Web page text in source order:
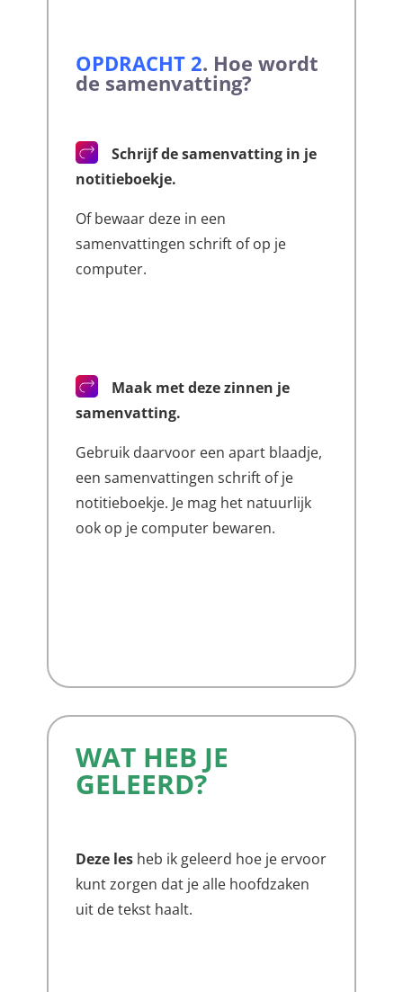
OPDRACHT 2. Hoe wordt
de samenvatting?
Schrijf de samenvatting in je
notitieboekje.
Of bewaar deze in een
samenvattingen schrift of op je
computer.
Maak met deze zinnen je
samenvatting.
Gebruik daarvoor een apart blaadje,
een samenvattingen schrift of je
notitieboekje. Je mag het natuurlijk
ook op je computer bewaren.
WAT HEB JE
GELEERD?
Deze les heb ik geleerd hoe je ervoor
kunt zorgen dat je alle hoofdzaken
uit de tekst haalt.